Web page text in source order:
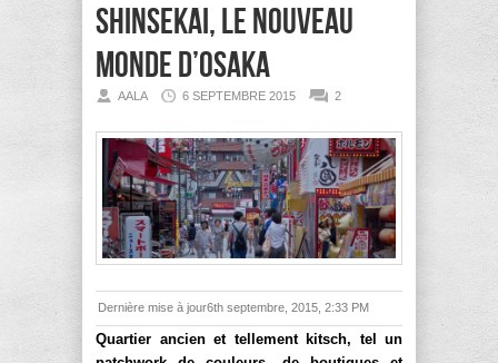
Shinsekai, le nouveau
monde d’Osaka
AALA 6 SEPTEMBRE 2015 2
Dernière mise à jour6th septembre, 2015, 2:33 PM
Quartier ancien et tellement kitsch, tel un